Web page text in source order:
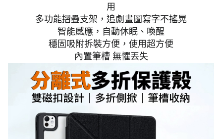
用
多功能摺疊支架，追劇畫圖寫字不搖晃
智能感應，自動休眠、喚醒
穩固吸附拆裝方便，使用超方便
內置筆槽 無懼丟失